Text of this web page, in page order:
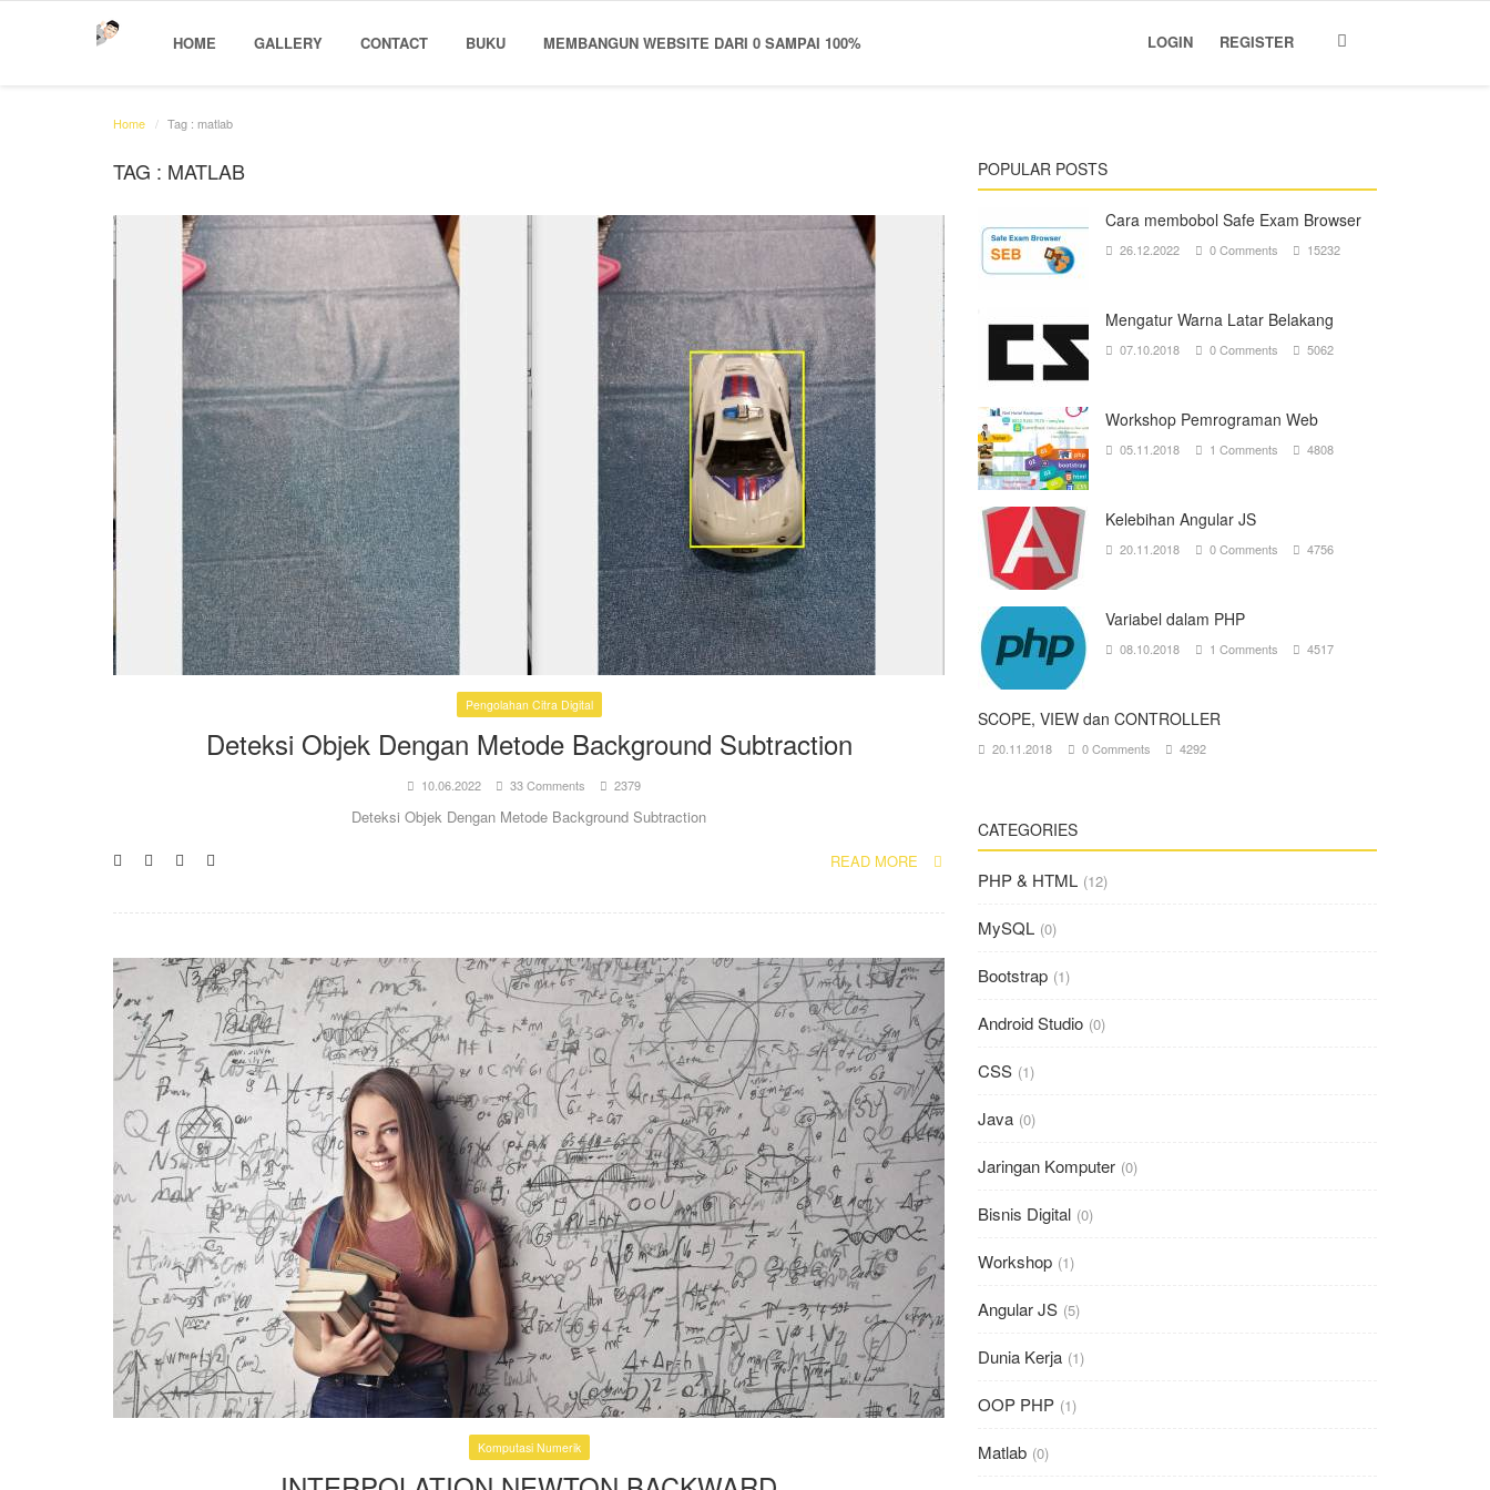
HOME GALLERY CONTACT BUKU MEMBANGUN WEBSITE DARI 0 SAMPAI 100% LOGIN REGISTER
Home Tag : matlab
TAG : MATLAB
Pengolahan Citra Digital
Deteksi Objek Dengan Metode Background Subtraction
10.06.2022 33 Comments 2379
Deteksi Objek Dengan Metode Background Subtraction
READ MORE
Komputasi Numerik
POPULAR POSTS
Cara membobol Safe Exam Browser
26.12.2022 0 Comments 15232
Mengatur Warna Latar Belakang
07.10.2018 0 Comments 5062
Workshop Pemrograman Web
05.11.2018 1 Comments 4808
Kelebihan Angular JS
20.11.2018 0 Comments 4756
Variabel dalam PHP
08.10.2018 1 Comments 4517
SCOPE, VIEW dan CONTROLLER
20.11.2018 0 Comments 4292
CATEGORIES
PHP & HTML (12)
MySQL (0)
Bootstrap (1)
Android Studio (0)
CSS (1)
Java (0)
Jaringan Komputer (0)
Bisnis Digital (0)
Workshop (1)
Angular JS (5)
Dunia Kerja (1)
OOP PHP (1)
Matlab (0)